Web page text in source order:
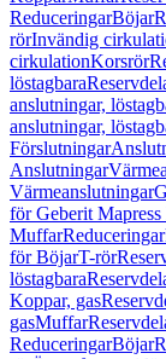
ReduceringarBöjar
rörInvändig
cirkulationKorsrör
löstagbara
anslutningar,
anslutningar,
Förslutningar
Anslutningar
Värmeanslutningar
för Geberit
MuffarReduceringar
för BöjarT-rör
löstagbara
Koppar, gas
gasMuffar
ReduceringarBöjar